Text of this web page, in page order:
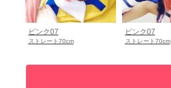
ピンク07
ストレート70cm
ピンク07
ストレート70cm